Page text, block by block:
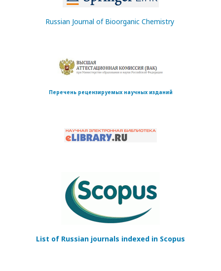
Russian Journal of Bioorganic Chemistry
Перечень рецензируемых научных изданий
List of Russian journals indexed in Scopus